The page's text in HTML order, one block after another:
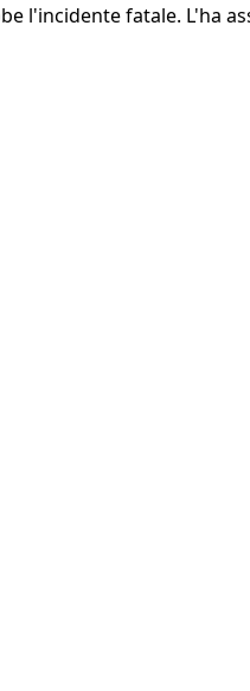
l'incidente fatale. L'ha